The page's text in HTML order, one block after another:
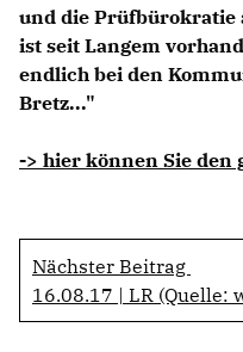
und die Prüfbürokratie
ist seit Langem
endlich bei den
Bretz..."
-> hier können Sie den
Nächster Beitrag
16.08.17 | LR (Quelle: